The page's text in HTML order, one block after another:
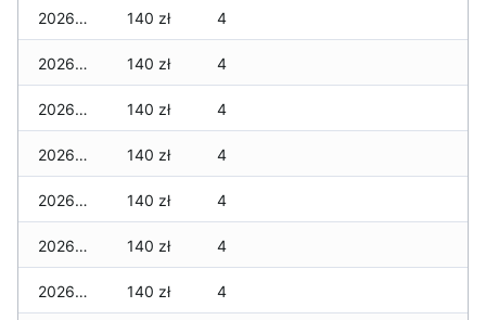
2026-04-11 140 zł 4
2026-04-10 140 zł 4
2026-04-09 140 zł 4
2026-04-08 140 zł 4
2026-04-07 140 zł 4
2026-04-06 140 zł 4
2026-04-05 140 zł 4